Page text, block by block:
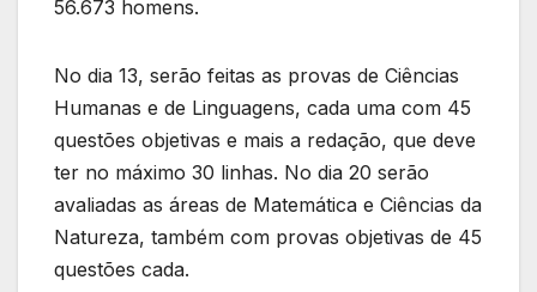
56.673 homens.
No dia 13, serão feitas as provas de Ciências
Humanas e de Linguagens, cada uma com 45
questões objetivas e mais a redação, que deve
ter no máximo 30 linhas. No dia 20 serão
avaliadas as áreas de Matemática e Ciências da
Natureza, também com provas objetivas de 45
questões cada.